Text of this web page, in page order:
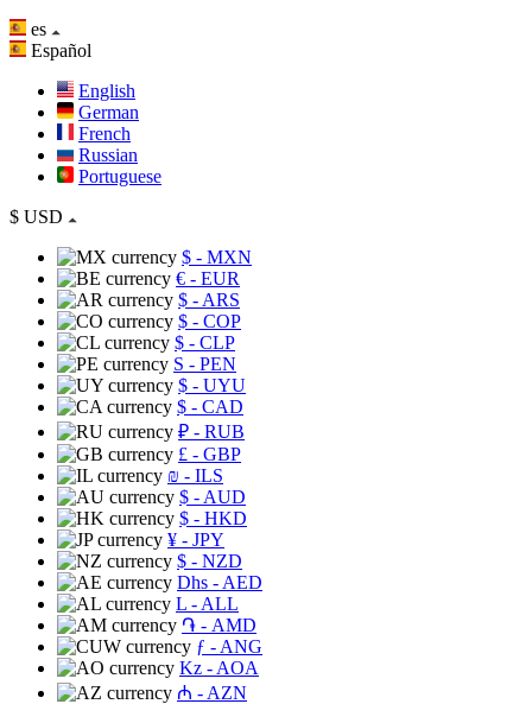
es
Español
English
German
French
Russian
Portuguese
$ USD
$ - MXN
€ - EUR
$ - ARS
$ - COP
$ - CLP
S - PEN
$ - UYU
$ - CAD
₽ - RUB
£ - GBP
₪ - ILS
$ - AUD
$ - HKD
¥ - JPY
$ - NZD
Dhs - AED
L - ALL
֏ - AMD
ƒ - ANG
Kz - AOA
₼ - AZN